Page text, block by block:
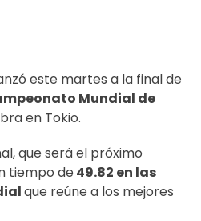
este martes a la final de
Mundial de
en Tokio.
que será el próximo
tiempo de 49.82 en las
que reúne a los mejores